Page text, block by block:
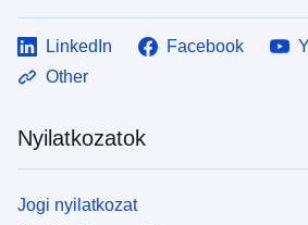
LinkedIn Facebook
Other
Nyilatkozatok
Jogi nyilatkozat